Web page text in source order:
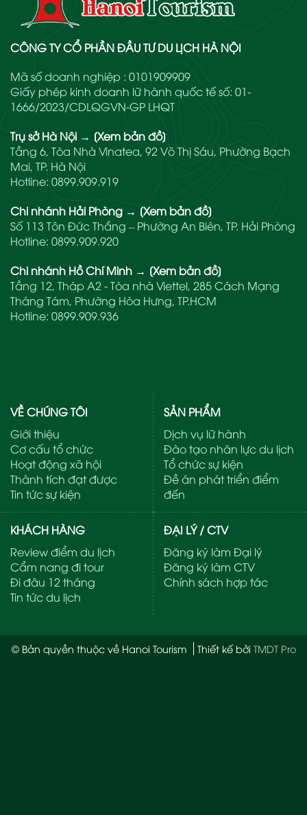
CÔNG TY CỔ PHẦN ĐẦU TƯ DU LỊCH HÀ NỘI
Mã số doanh nghiệp : 0101909909
Giấy phép kinh doanh lữ hành quốc tế số: 01-
1666/2023/CDLQGVN-GP LHQT
Trụ sở Hà Nội → [Xem bản đồ]
Tầng 6, Tòa Nhà Vinatea, 92 Võ Thị Sáu, Phường Bạch
Mai, TP. Hà Nội
Hotline: 0899.909.919
Chi nhánh Hải Phòng → [Xem bản đồ]
Số 113 Tôn Đức Thắng – Phường An Biên, TP. Hải Phòng
Hotline: 0899.909.920
Chi nhánh Hồ Chí Minh → [Xem bản đồ]
Tầng 12, Tháp A2 - Tòa nhà Viettel, 285 Cách Mạng
Tháng Tám, Phường Hòa Hưng, TP.HCM
Hotline: 0899.909.936
VỀ CHÚNG TÔI
Giới thiệu
Cơ cấu tổ chức
Hoạt động xã hội
Thành tích đạt được
Tin tức sự kiện
SẢN PHẨM
Dịch vụ lữ hành
Đào tạo nhân lực du lịch
Tổ chức sự kiện
Đề án phát triển điểm
đến
KHÁCH HÀNG
Review điểm du lịch
Cẩm nang đi tour
Đi đâu 12 tháng
Tin tức du lịch
ĐẠI LÝ / CTV
Đăng ký làm Đại lý
Đăng ký làm CTV
Chính sách hợp tác
© Bản quyền thuộc về Hanoi Tourism Thiết kế bởi TMDT Pro